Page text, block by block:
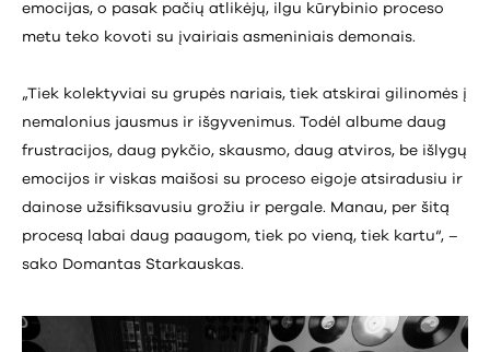
emocijas, o pasak pačių atlikėjų, ilgu kūrybinio proceso
metu teko kovoti su įvairiais asmeniniais demonais.
„Tiek kolektyviai su grupės nariais, tiek atskirai gilinomės į
nemalonius jausmus ir išgyvenimus. Todėl albume daug
frustracijos, daug pykčio, skausmo, daug atviros, be išlygų
emocijos ir viskas maišosi su proceso eigoje atsiradusiu ir
dainose užsifiksavusiu grožiu ir pergale. Manau, per šitą
procesą labai daug paaugom, tiek po vieną, tiek kartu“, –
sako Domantas Starkauskas.